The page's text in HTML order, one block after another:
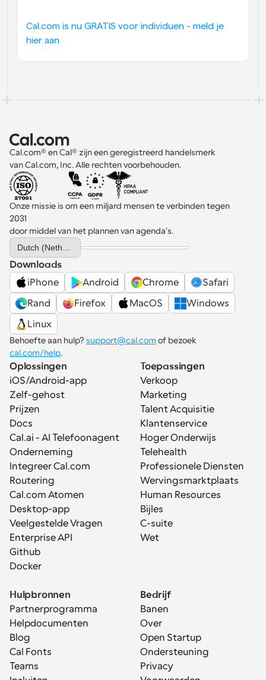
Cal.com is nu GRATIS voor individuen - meld je
hier aan
Cal.com® en Cal® zijn een geregistreerd handelsmerk
van Cal.com, Inc. Alle rechten voorbehouden.
Onze missie is om een miljard mensen te verbinden tegen
2031
door middel van het plannen van agenda's.
Select Language
Downloads
iPhone
Android Chrome
Safari
Rand
Firefox MacOS
Windows
Linux
Behoefte aan hulp? support@cal.com
cal.com/help.
Oplossingen
iOS/Android-app
Zelf-gehost
Prijzen
Docs
Cal.ai - AI Telefoonagent
Onderneming
Integreer Cal.com
Routering
Cal.com Atomen
Desktop-app
Veelgestelde Vragen
Enterprise API
Github
Docker
Toepassingen
Verkoop
Marketing
Talent Acquisitie
Klantenservice
Hoger Onderwijs
Telehealth
Professionele Diensten
Wervingsmarktplaats
Human Resources
Bijles
C-suite
Wet
Hulpbronnen
Partnerprogramma
Helpdocumenten
Blog
Cal Fonts
Teams
Bedrijf
Banen
Over
Open Startup
Ondersteuning
Privacy